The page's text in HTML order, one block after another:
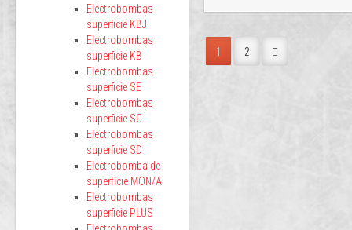
1 2
Electrobombas
superficie KBJ
Electrobombas
superficie KB
Electrobombas
superficie SE
Electrobombas
superficie SC
Electrobombas
superficie SD
Electrobomba de
superfície MON/A
Electrobombas
superficie PLUS